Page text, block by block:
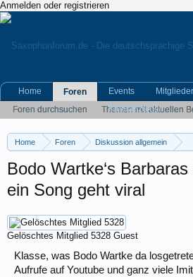
Anmelden oder registrieren
Home Foren
Diskussion allgemein
Bodo Wartke‘s
ein Song geht viral
Gelöschtes Mitglied 5328 Guest
Klasse, was Bodo Wartke da
Aufrufe auf Youtube und ganz viele
Home
Foren
Foren durchsuchen
Themen mit aktuellen
Events Mitglieder
Kleinanzeigen